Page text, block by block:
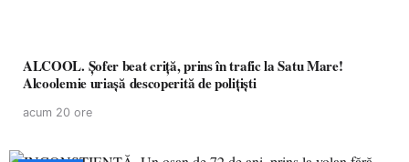
ALCOOL. Șofer beat criță, prins în trafic la Satu Mare!
Alcoolemie uriașă descoperită de polițiști
acum 20 ore